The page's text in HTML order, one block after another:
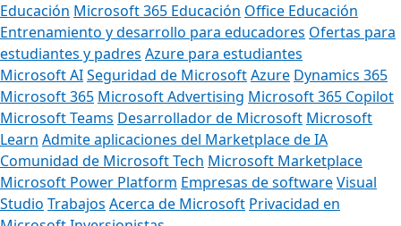
Educación Microsoft 365 Educación Office Educación
Entrenamiento y desarrollo para educadores Ofertas para
estudiantes y padres Azure para estudiantes
Microsoft AISeguridad de MicrosoftAzure Dynamics 365
Microsoft 365 Microsoft Advertising Microsoft 365 Copilot
Microsoft Teams Desarrollador de Microsoft Microsoft
Learn Admite aplicaciones del Marketplace de IA
Comunidad de Microsoft Tech Microsoft Marketplace
Microsoft Power Platform Empresas de softwareVisual
Studio Trabajos Acerca de Microsoft Privacidad en